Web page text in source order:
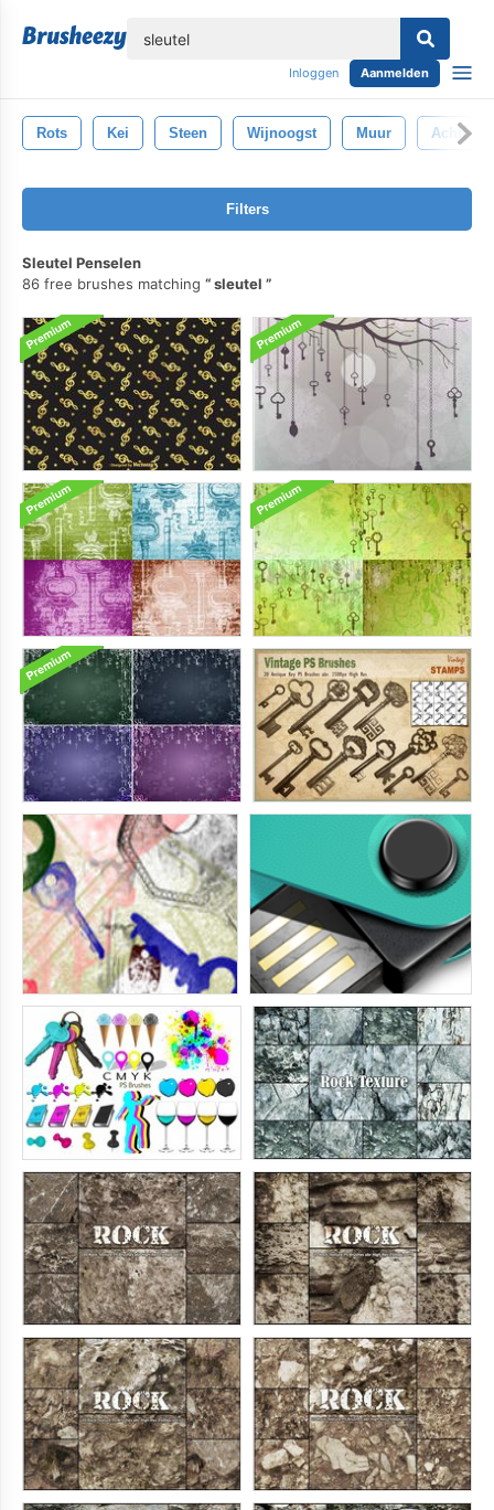
Inloggen Aanmelden
Rots Kei Steen Wijnoogst Muur
Filters
Sleutel Penselen
86 free brushes matching
sleutel